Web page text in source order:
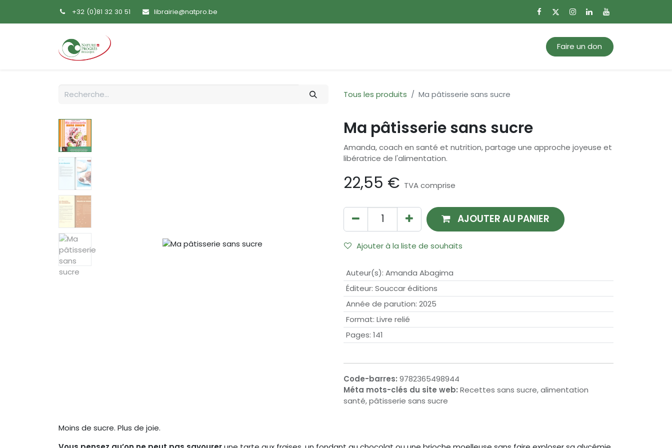
+32 (0)81 32 30 51 librairie@natpro.be
Faire un don
Tous les produits Ma pâtisserie sans sucre
Ma pâtisserie sans sucre
Amanda, coach en santé et nutrition, partage une approche joyeuse et
libératrice de l'alimentation.
22,55 € TVA comprise
AJOUTER AU PANIER
Ajouter à la liste de souhaits
Auteur(s): Amanda Abagima
Éditeur: Souccar éditions
Année de parution: 2025
Format: Livre relié
Pages: 141
Code-barres: 9782365498944
Méta mots-clés du site web: Recettes sans sucre, alimentation
santé, pâtisserie sans sucre
Moins de sucre. Plus de joie.